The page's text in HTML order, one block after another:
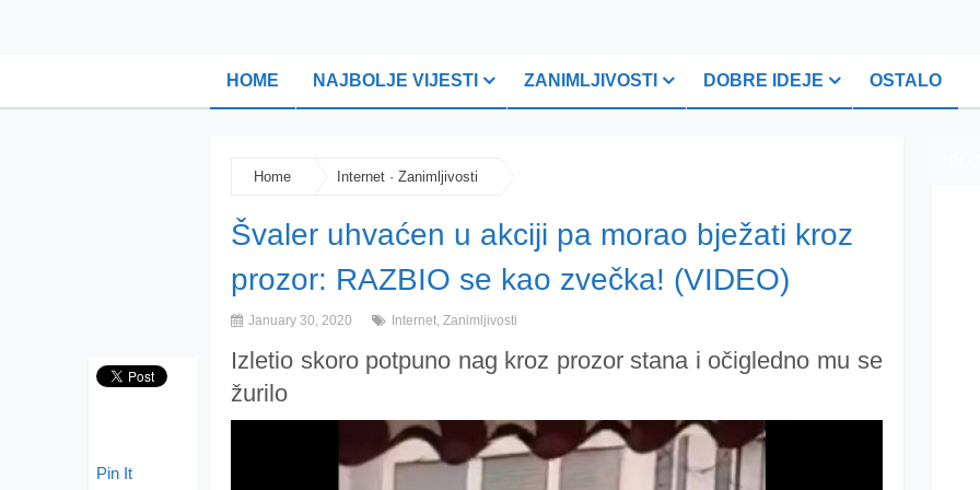
HOME NAJBOLJE VIJESTI ZANIMLJIVOSTI DOBRE IDEJE OSTALO
Home Internet · Zanimljivosti
Švaler uhvaćen u akciji pa morao bježati kroz
prozor: RAZBIO se kao zvečka! (VIDEO)
January 30, 2020 Internet, Zanimljivosti
Izletio skoro potpuno nag kroz prozor stana i očigledno mu se
žurilo
Pin It